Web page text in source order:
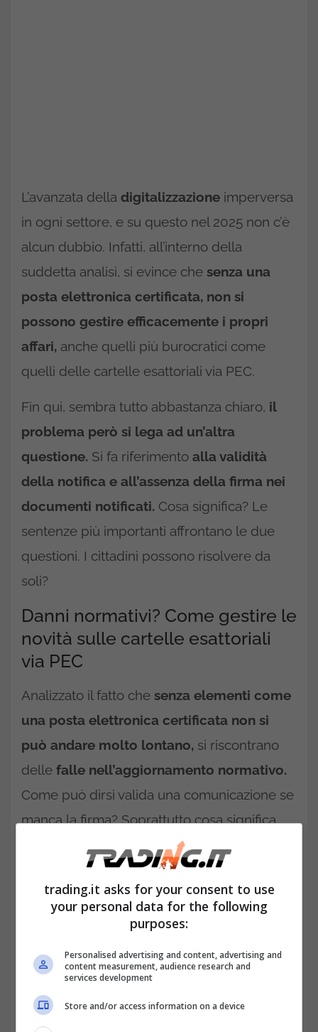
L’avanzata della digitalizzazione imperversa
in ogni settore, e su questo nel 2025 non c’è
alcun dubbio. Infatti, all’interno della
suddetta analisi, si evince che senza una
posta elettronica certificata, non si
possono gestire efficacemente i propri
affari, anche quelli più burocratici come
quelli delle cartelle esattoriali via PEC.
Fin qui, sembra tutto abbastanza chiaro, il
problema però si lega ad un’altra
questione. Si fa riferimento alla validità
della notifica e all’assenza della firma nei
documenti notificati. Cosa significa? Le
sentenze più importanti affrontano le due
questioni. I cittadini possono risolvere da
soli?
Danni normativi? Come gestire le
novità sulle cartelle esattoriali
via PEC
Analizzato il fatto che senza elementi come
una posta elettronica certificata non si
può andare molto lontano, si riscontrano
delle falle nell’aggiornamento normativo.
Come può dirsi valida una comunicazione se
manca la firma? Soprattutto cosa significa
attenersi alla validità della notifica? Sono
modalità di gestione innovativi, ma che
meritano la giusta attenzione.
trading.it asks for your consent to use
your personal data for the following
purposes:
Personalised advertising and content, advertising and
content measurement, audience research and
services development
Store and/or access information on a device